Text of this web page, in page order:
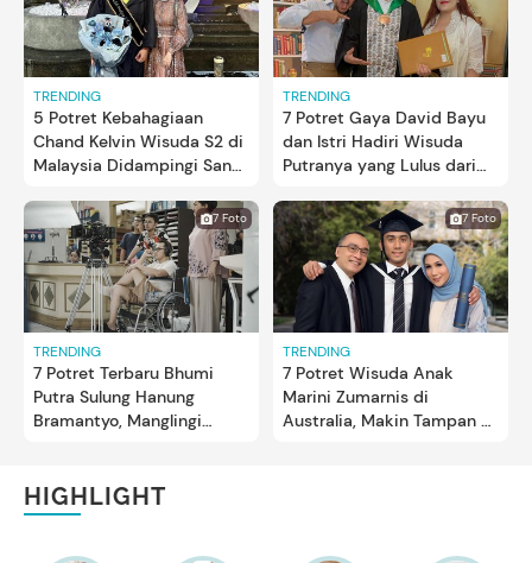
TRENDING
5 Potret Kebahagiaan
Chand Kelvin Wisuda S2 di
Malaysia Didampingi Sang
TRENDING
7 Potret Gaya David Bayu
dan Istri Hadiri Wisuda
Putranya yang Lulus dari
7 Foto
TRENDING
7 Potret Terbaru Bhumi
Putra Sulung Hanung
Bramantyo, Manglingi
7 Foto
TRENDING
7 Potret Wisuda Anak
Marini Zumarnis di
Australia, Makin Tampan &
HIGHLIGHT